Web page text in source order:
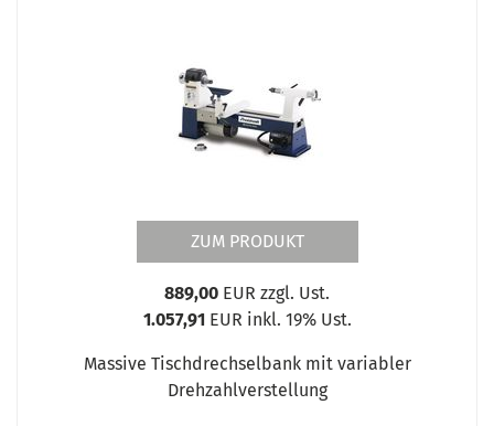
ZUM PRODUKT
889,00 EUR zzgl. Ust.
1.057,91 EUR inkl. 19% Ust.
Massive Tischdrechselbank mit variabler
Drehzahlverstellung